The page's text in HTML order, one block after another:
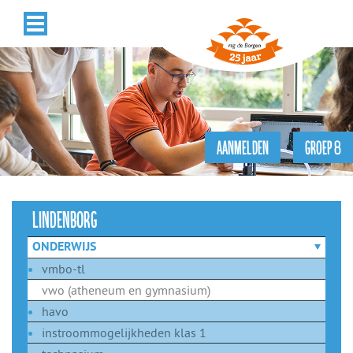
GROEP 8
AANMELDEN
lindenborg
ONDERWIJS
vmbo-tl
vwo (atheneum en gymnasium)
havo
instroommogelijkheden klas 1